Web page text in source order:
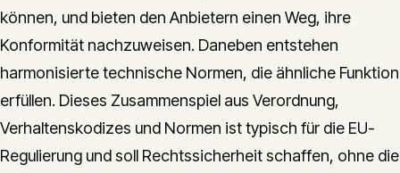
können, und bieten den Anbietern einen Weg, ihre
Konformität nachzuweisen. Daneben entstehen
harmonisierte technische Normen, die ähnliche Funktion
erfüllen. Dieses Zusammenspiel aus Verordnung,
Verhaltenskodizes und Normen ist typisch für die EU-
Regulierung und soll Rechtssicherheit schaffen, ohne die